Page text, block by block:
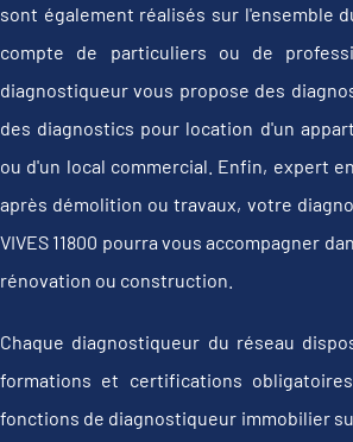
sont également réalisés sur l'ensemble
compte de particuliers ou de
diagnostiqueur vous propose des
des diagnostics pour location d'un
ou d'un local commercial. Enfin, expert
après démolition ou travaux, votre
VIVES 11800 pourra vous accompagner
rénovation ou construction.
Chaque diagnostiqueur du réseau
formations et certifications
fonctions de diagnostiqueur immobilier sur